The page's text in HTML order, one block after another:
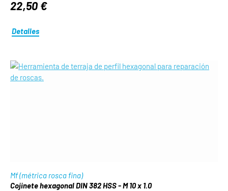
22,50 €
Detalles
Mf (métrica rosca fina)
Cojinete hexagonal DIN 382 HSS - M 10 x 1.0